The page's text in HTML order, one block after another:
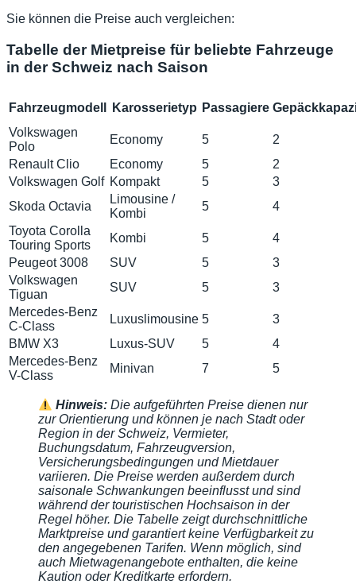
Sie können die Preise auch vergleichen:
Tabelle der Mietpreise für beliebte Fahrzeuge
in der Schweiz nach Saison
Fahrzeugmodell Karosserietyp Passagiere
Volkswagen
Polo
Economy 5
2
Renault Clio
Economy 5
2
Volkswagen Golf Kompakt 5
3
Skoda Octavia
Limousine /
Kombi
5
4
Toyota Corolla
Touring Sports
Kombi 5
4
Peugeot 3008
SUV 5
3
Volkswagen
Tiguan
SUV 5
3
Mercedes-Benz
C-Class
Luxuslimousine 5
3
BMW X3
Luxus-SUV 5
4
Mercedes-Benz
V-Class
Minivan 7 5
Hinweis: Die aufgeführten Preise dienen nur
zur Orientierung und können je nach Stadt oder
Region in der Schweiz, Vermieter,
Buchungsdatum, Fahrzeugversion,
Versicherungsbedingungen und Mietdauer
variieren. Die Preise werden außerdem durch
saisonale Schwankungen beeinflusst und sind
während der touristischen Hochsaison in der
Regel höher. Die Tabelle zeigt durchschnittliche
Marktpreise und garantiert keine Verfügbarkeit zu
den angegebenen Tarifen. Wenn möglich, sind
auch Mietwagenangebote enthalten, die keine
Kaution oder Kreditkarte erfordern.